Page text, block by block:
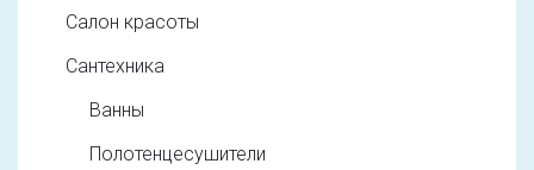
Салон красоты
Сантехника
Ванны
Полотенцесушители